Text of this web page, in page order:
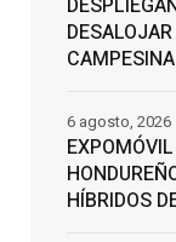
HÍBRIDOS
6 agosto, 2026